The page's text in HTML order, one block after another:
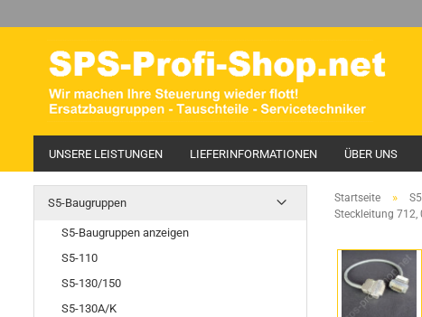
UNSERE LEISTUNGEN LIEFERINFORMATIONEN ÜBER UNS
Startseite »
Steckleitung 712,
S5-Baugruppen
S5-Baugruppen anzeigen
S5-110
S5-130/150
S5-130A/K